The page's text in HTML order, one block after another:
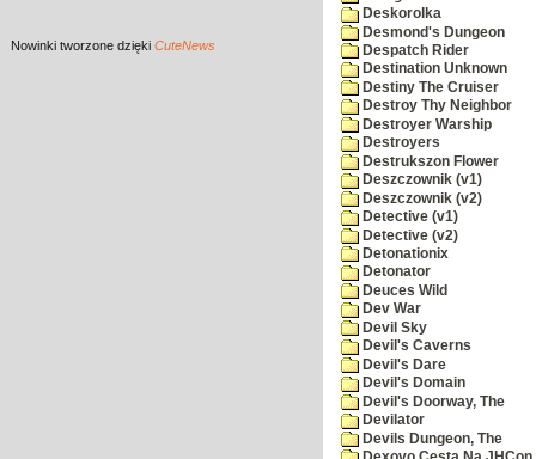
Nowinki tworzone dzięki CuteNews
Deskorolka
Desmond's Dungeon
Despatch Rider
Destination Unknown
Destiny The Cruiser
Destroy Thy Neighbor
Destroyer Warship
Destroyers
Destrukszon Flower
Deszczownik (v1)
Deszczownik (v2)
Detective (v1)
Detective (v2)
Detonationix
Detonator
Deuces Wild
Dev War
Devil Sky
Devil's Caverns
Devil's Dare
Devil's Domain
Devil's Doorway, The
Devilator
Devils Dungeon, The